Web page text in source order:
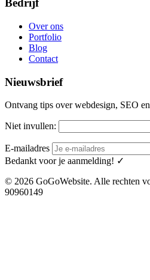
Bedrijf
Over ons
Portfolio
Blog
Contact
Nieuwsbrief
Ontvang tips over webdesign, SEO
Niet invullen:
E-mailadres
Bedankt voor je aanmelding! ✓
© 2026 GoGoWebsite. Alle rechten
90960149